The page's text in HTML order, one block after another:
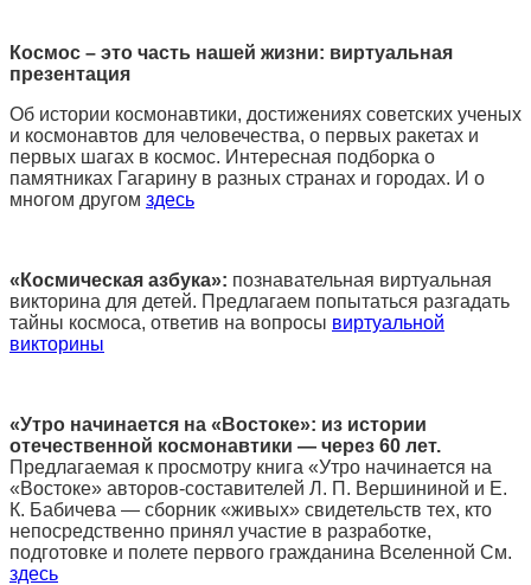
Космос – это часть нашей жизни: виртуальная
презентация
Об истории космонавтики, достижениях советских ученых
и космонавтов для человечества, о первых ракетах и
первых шагах в космос. Интересная подборка о
памятниках Гагарину в разных странах и городах. И о
многом другом здесь
«Космическая азбука»: познавательная виртуальная
викторина для детей. Предлагаем попытаться разгадать
тайны космоса, ответив на вопросы виртуальной
викторины
«Утро начинается на «Востоке»: из истории
отечественной космонавтики — через 60 лет.
Предлагаемая к просмотру книга «Утро начинается на
«Востоке» авторов-составителей Л. П. Вершининой и Е.
К. Бабичева — сборник «живых» свидетельств тех, кто
непосредственно принял участие в разработке,
подготовке и полете первого гражданина Вселенной См.
здесь